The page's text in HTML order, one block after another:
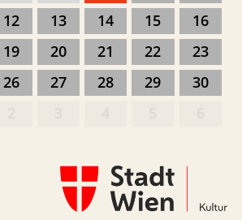
12 13 14 15
16
19 20 21 22
23
26 27 28 29
30